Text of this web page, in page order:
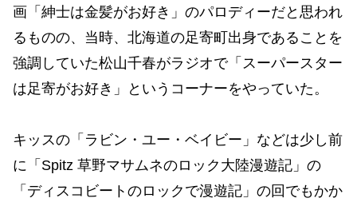
画「紳士は金髪がお好き」のパロディーだと思われ
るものの、当時、北海道の足寄町出身であることを
強調していた松山千春がラジオで「スーパースター
は足寄がお好き」というコーナーをやっていた。
キッスの「ラビン・ユー・ベイビー」などは少し前
に「Spitz 草野マサムネのロック大陸漫遊記」の
「ディスコビートのロックで漫遊記」の回でもかか